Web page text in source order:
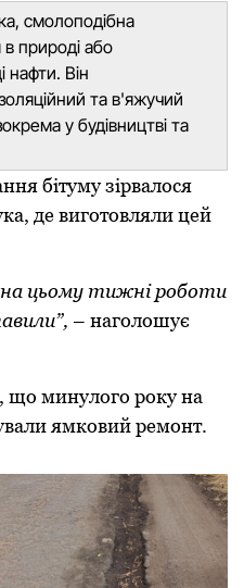
смолоподібна
природі або
нафти. Він
та в'яжучий
у будівництві та
бітуму зірвалося
де виготовляли цей
цьому тижні роботи
– наголошує
що минулого року на
ямковий ремонт.